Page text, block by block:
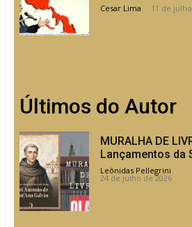
Cesar Lima - 11 de
Últimos do Autor
MURALHA DE
Lançamentos da
Leônidas Pellegrini -
24 de julho de 2026